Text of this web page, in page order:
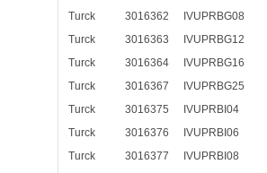
Turck
3016362
IVUPRBG08
Turck
3016363
IVUPRBG12
Turck
3016364
IVUPRBG16
Turck
3016367
IVUPRBG25
Turck
3016375
IVUPRBI04
Turck
3016376
IVUPRBI06
Turck
3016377
IVUPRBI08